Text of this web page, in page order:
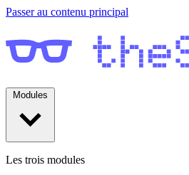
Passer au contenu principal
Les trois modules